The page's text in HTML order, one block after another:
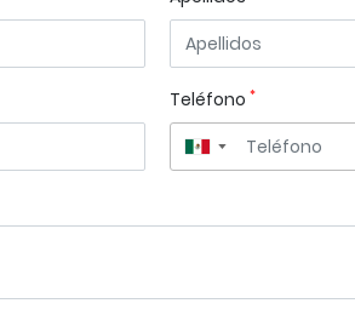
Teléfono *
▼